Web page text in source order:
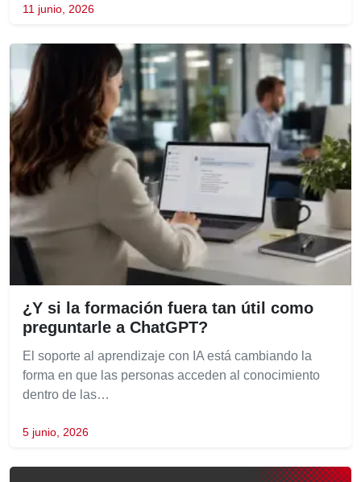
11 junio, 2026
¿Y si la formación fuera tan útil como
preguntarle a ChatGPT?
El soporte al aprendizaje con IA está cambiando la
forma en que las personas acceden al conocimiento
dentro de las…
5 junio, 2026